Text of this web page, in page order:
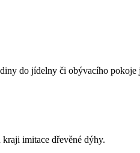
do jídelny či obývacího
imitace dřevěné dýhy.